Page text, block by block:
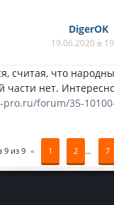
DigerOK
19.06.2020 в
считая, что
части нет.
forum/35-
9из 9 « 1 2 … 7